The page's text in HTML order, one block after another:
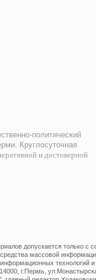
политический
Круглосуточная
и достоверной
допускается только с
средства массовой
технологий
г.Пермь,